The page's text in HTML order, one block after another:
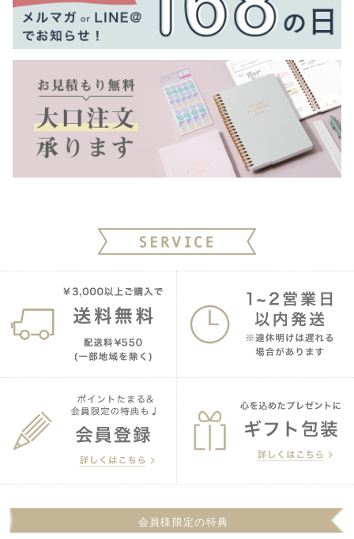
会員様限定の特典